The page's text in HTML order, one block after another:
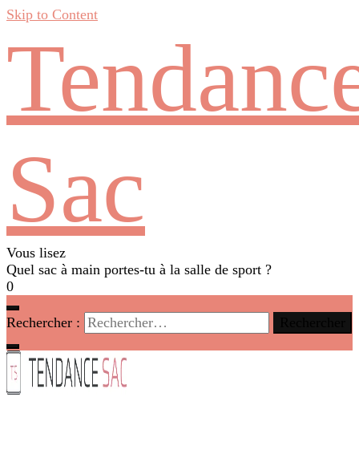
Skip to Content
Sac
Vous lisez
Quel sac à main portes-tu à la salle de sport ?
0
Rechercher :